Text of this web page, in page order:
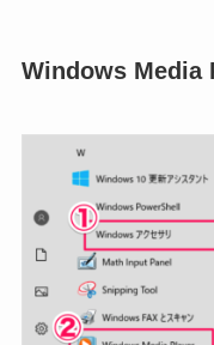
Windows Media